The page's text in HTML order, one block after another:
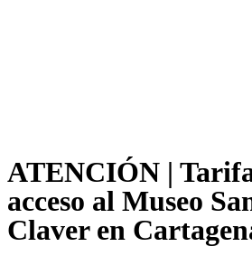
ATENCIÓN |
acceso al Museo
Claver en